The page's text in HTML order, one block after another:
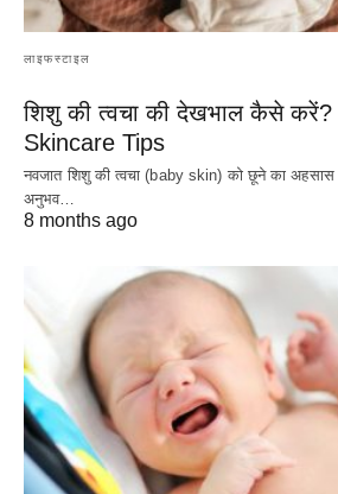
लाइफस्टाइल
शिशु की त्वचा की देखभाल कैसे
Skincare Tips
नवजात शिशु की त्वचा (baby skin) को छूने का
अनुभव…
8 months ago